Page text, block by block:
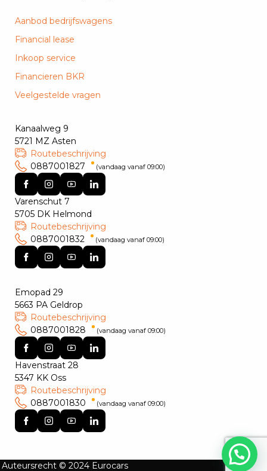
Aanbod bedrijfswagens
Financial lease
Inkoop service
Financieren BKR
Veelgestelde vragen
Kanaalweg 9
5721 MZ Asten
Routebeschrijving
0887001827
(vandaag vanaf 09:00)
Varenschut 7
5705 DK Helmond
Routebeschrijving
0887001832
(vandaag vanaf 09:00)
Emopad 29
5663 PA Geldrop
Routebeschrijving
0887001828
(vandaag vanaf 09:00)
Havenstraat 28
5347 KK Oss
Routebeschrijving
0887001830
(vandaag vanaf 09:00)
Auteursrecht © 2024 Eurocars